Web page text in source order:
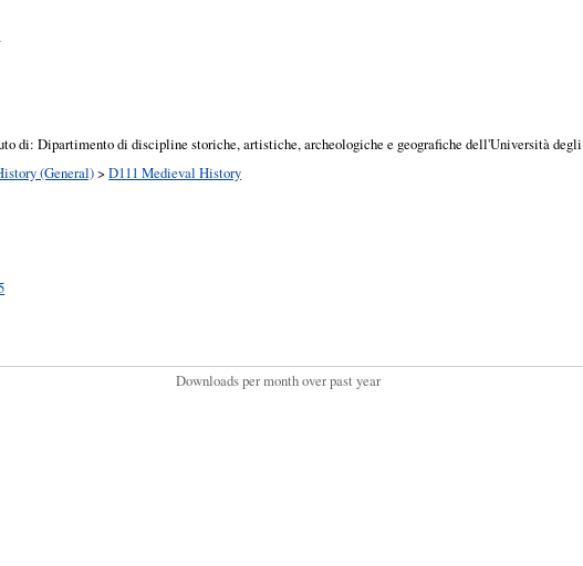
di: Dipartimento di discipline storiche, artistiche, archeologiche e geografiche dell'Università
(General)>D111 Medieval History
Downloads per month over past year